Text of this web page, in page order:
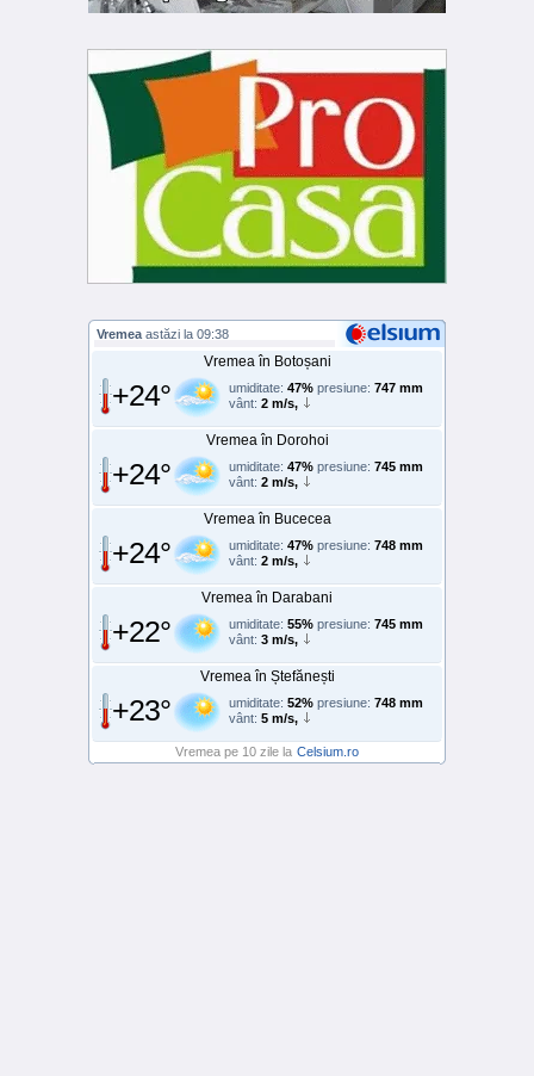
Vremea astăzi la 09:38
Vremea în Botoșani
+24° umiditate: 47% presiune: 747 mm
vânt: 2 m/s,
Vremea în Dorohoi
+24° umiditate: 47% presiune: 745 mm
vânt: 2 m/s,
Vremea în Bucecea
+24° umiditate: 47% presiune: 748 mm
vânt: 2 m/s,
Vremea în Darabani
+22° umiditate: 55% presiune: 745 mm
vânt: 3 m/s,
Vremea în Ștefănești
+23° umiditate: 52% presiune: 748 mm
vânt: 5 m/s,
Vremea pe 10 zile la Celsium.ro